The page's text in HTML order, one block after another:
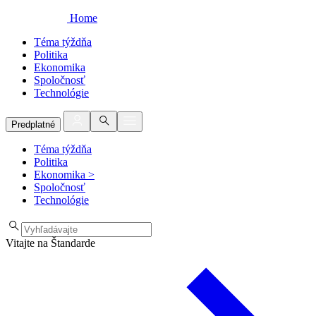
Home
Téma týždňa
Politika
Ekonomika
Spoločnosť
Technológie
Predplatné
Téma týždňa
Politika
Ekonomika >
Spoločnosť
Technológie
Vitajte na Štandarde